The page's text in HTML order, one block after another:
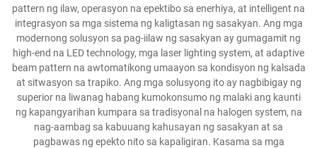
pattern ng ilaw, operasyon na epektibo sa enerhiya, at intelligent na
integrasyon sa mga sistema ng kaligtasan ng sasakyan. Ang mga
modernong solusyon sa pag-iilaw ng sasakyan ay gumagamit ng
high-end na LED technology, mga laser lighting system, at adaptive
beam pattern na awtomatikong umaayon sa kondisyon ng kalsada
at sitwasyon sa trapiko. Ang mga solusyong ito ay nagbibigay ng
superior na liwanag habang kumokonsumo ng malaki ang kaunti
ng kapangyarihan kumpara sa tradisyonal na halogen system, na
nag-aambag sa kabuuang kahusayan ng sasakyan at sa
pagbawas ng epekto nito sa kapaligiran. Kasama sa mga